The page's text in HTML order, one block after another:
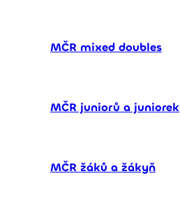
MČR mixed doubles
MČR juniorů a juniorek
MČR žáků a žákyň